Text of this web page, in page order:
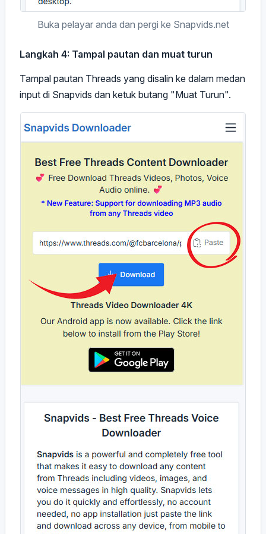
Buka pelayar anda dan pergi ke Snapvids.net
Langkah 4: Tampal pautan dan muat turun
Tampal pautan Threads yang disalin ke dalam medan
input di Snapvids dan ketuk butang "Muat Turun".